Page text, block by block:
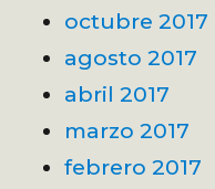
octubre 2017
agosto 2017
abril 2017
marzo 2017
febrero 2017